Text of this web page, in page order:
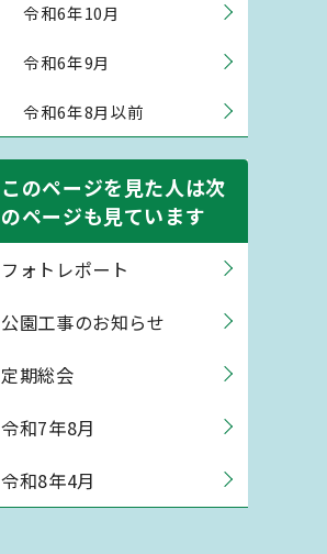
令和6年10月
令和6年9月
令和6年8月以前
このページを見た人は次
のページも見ています
フォトレポート
公園工事のお知らせ
定期総会
令和7年8月
令和8年4月